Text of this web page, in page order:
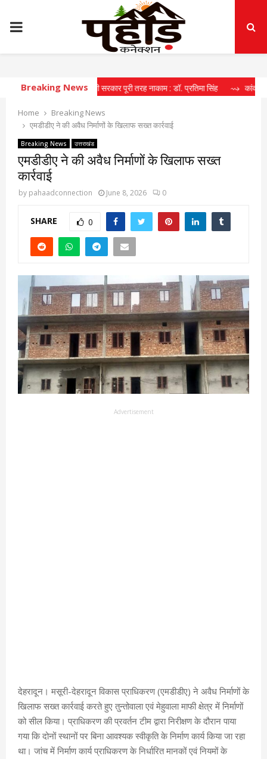
PRIMARY
MENU
Breaking News
के मोर्चे पर धामी सरकार पूरी तरह नाकाम : डॉ. प्रतिमा सिंह ⇝ कांवड़ मेले में मील का
Home
Breaking News
एमडीडीए ने की अवैध निर्माणों के खिलाफ सख्त कार्रवाई
Breaking News उत्तराखंड
एमडीडीए ने की अवैध निर्माणों के खिलाफ सख्त
कार्रवाई
by pahaadconnection June 8, 2026 0
SHARE 0
Advertisement
देहरादून। मसूरी-देहरादून विकास प्राधिकरण (एमडीडीए) ने अवैध निर्माणों के
खिलाफ सख्त कार्रवाई करते हुए तुन्तोवाला एवं मेहुवाला माफी क्षेत्र में निर्माणों
को सील किया। प्राधिकरण की प्रवर्तन टीम द्वारा निरीक्षण के दौरान पाया
गया कि दोनों स्थानों पर बिना आवश्यक स्वीकृति के निर्माण कार्य किया जा रहा
था। जांच में निर्माण कार्य प्राधिकरण के निर्धारित मानकों एवं नियमों के